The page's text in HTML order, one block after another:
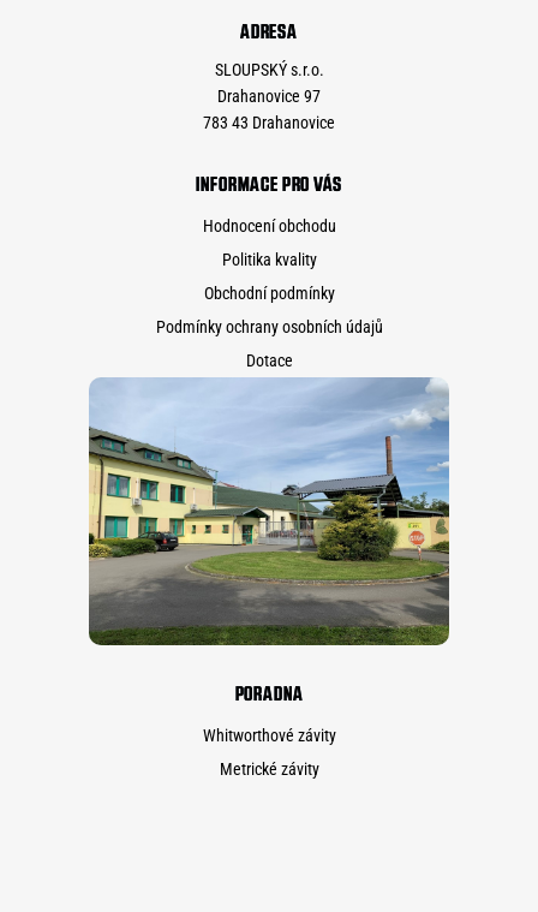
ADRESA
SLOUPSKÝ s.r.o.
Drahanovice 97
783 43 Drahanovice
INFORMACE PRO VÁS
Hodnocení obchodu
Politika kvality
Obchodní podmínky
Podmínky ochrany osobních údajů
Dotace
PORADNA
Whitworthové závity
Metrické závity